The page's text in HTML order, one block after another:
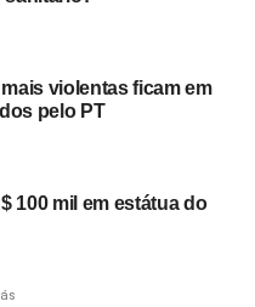
violentas ficam em
pelo PT
100 mil em estátua do